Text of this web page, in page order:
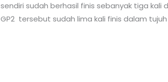
sendiri sudah berhasil finis sebanyak tiga kali
GP2 tersebut sudah lima kali finis dalam tujuh